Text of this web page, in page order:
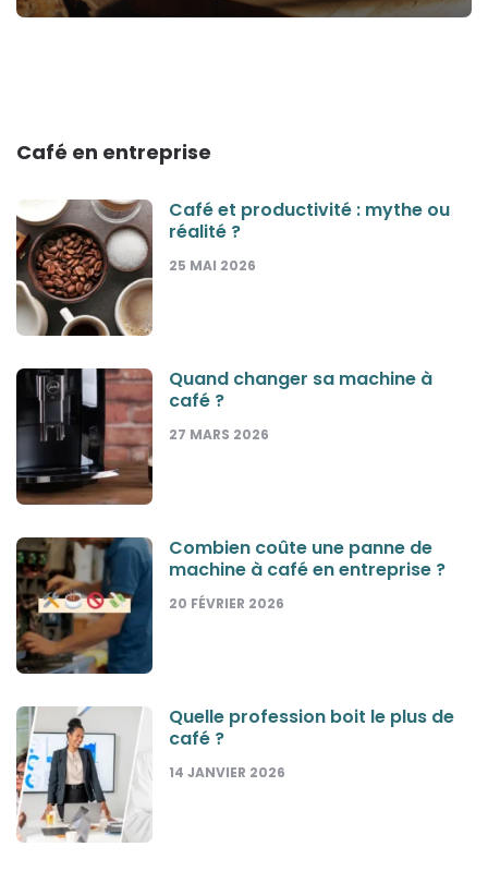
Café en entreprise
Café et productivité : mythe ou
réalité ?
25 MAI 2026
Quand changer sa machine à
café ?
27 MARS 2026
Combien coûte une panne de
machine à café en entreprise ?
20 FÉVRIER 2026
Quelle profession boit le plus de
café ?
14 JANVIER 2026